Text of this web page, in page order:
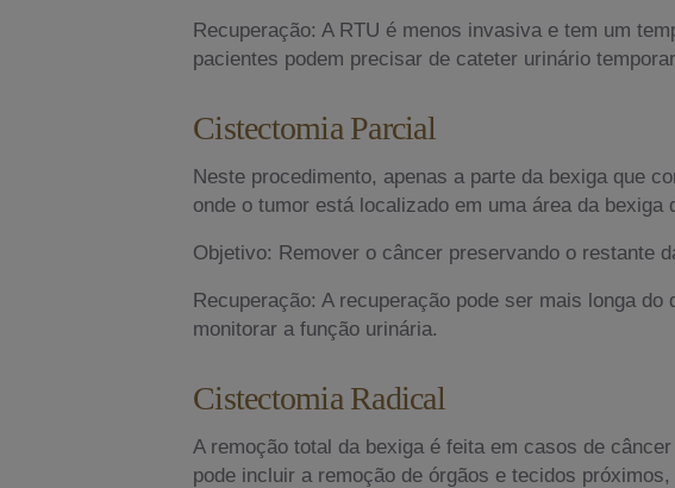
Recuperação: A RTU é menos invasiva e tem um
pacientes podem precisar de cateter urinário
Cistectomia Parcial
Neste procedimento, apenas a parte da bexiga que
onde o tumor está localizado em uma área da
Objetivo: Remover o câncer preservando o restante
Recuperação: A recuperação pode ser mais longa
monitorar a função urinária.
Cistectomia Radical
A remoção total da bexiga é feita em casos de
pode incluir a remoção de órgãos e tecidos